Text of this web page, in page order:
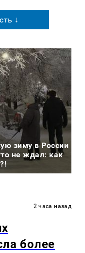
↓
зиму в России
не ждал: как
2 часа назад
более